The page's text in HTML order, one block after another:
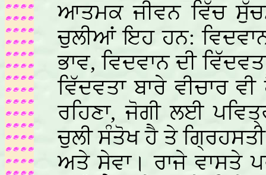
ਆਤਮਕ ਜੀਵਨ ਵਿੱਚ
ਚੁਲੀਆਂ ਇਹ ਹਨ:
ਭਾਵ, ਵਿਦਵਾਨ ਦੀ
ਵਿੱਦਵਤਾ ਬਾਰੇ ਵੀਚਾਰ
ਰਹਿਣਾ, ਜੋਗੀ ਲਈ
ਚੁਲੀ ਸੰਤੋਖ ਹੈ ਤੇ
ਅਤੇ ਸੇਵਾ। ਰਾਜੇ ਵਾਸਤੇ